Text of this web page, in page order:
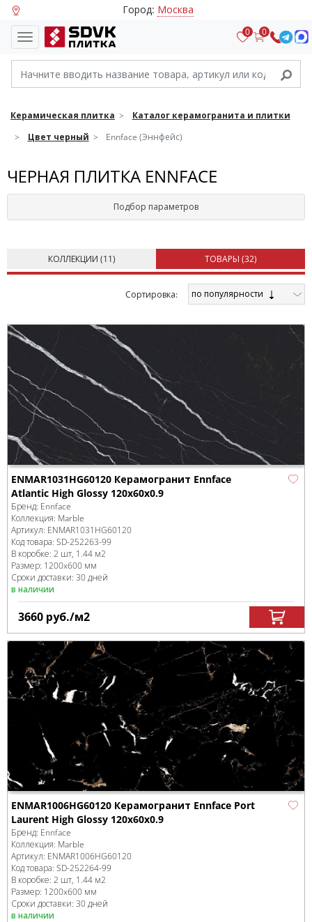
Город: Москва
0 0
Керамическая плитка
Каталог керамогранита и плитки
Цвет черный
Ennface (Эннфейс)
ЧЕРНАЯ ПЛИТКА ENNFACE
Подбор параметров
КОЛЛЕКЦИИ (11) ТОВАРЫ (32)
Cортировка: по популярности
ENMAR1031HG60120 Керамогранит Ennface
Atlantic High Glossy 120x60x0.9
Бренд: Ennface
Коллекция: Marble
Артикул: ENMAR1031HG60120
Код товара: SD-252263-99
В коробке: 2 шт, 1.44 м2
Размер: 1200x600 мм
Сроки доставки: 30 дней
в наличии
3660 руб./м2
ENMAR1006HG60120 Керамогранит Ennface Port
Laurent High Glossy 120x60x0.9
Бренд: Ennface
Коллекция: Marble
Артикул: ENMAR1006HG60120
Код товара: SD-252264-99
В коробке: 2 шт, 1.44 м2
Размер: 1200x600 мм
Сроки доставки: 30 дней
в наличии